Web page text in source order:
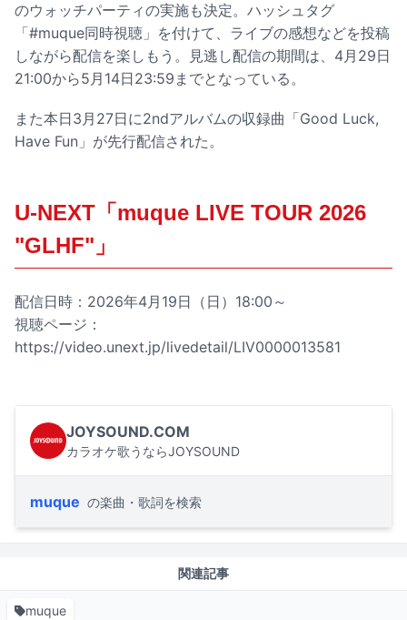
のウォッチパーティの実施も決定。ハッシュタグ
「#muque同時視聴」を付けて、ライブの感想などを投稿
しながら配信を楽しもう。見逃し配信の期間は、4月29日
21:00から5月14日23:59までとなっている。
また本日3月27日に2ndアルバムの収録曲「Good Luck,
Have Fun」が先行配信された。
U-NEXT「muque LIVE TOUR 2026
"GLHF"」
配信日時：2026年4月19日（日）18:00～
視聴ページ：
https://video.unext.jp/livedetail/LIV0000013581
JOYSOUND.COM
カラオケ歌うならJOYSOUND
muque の楽曲・歌詞を検索
関連記事
muque